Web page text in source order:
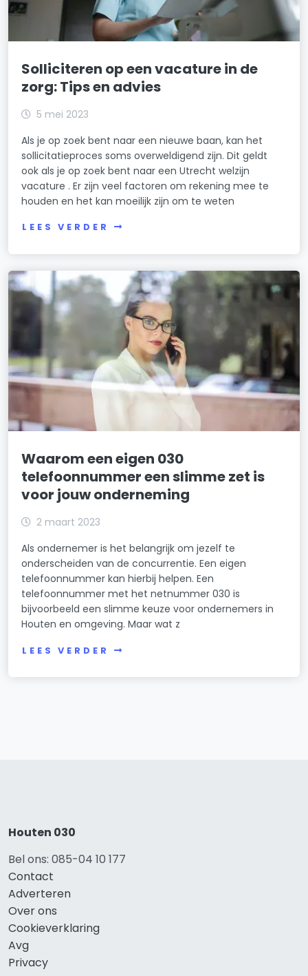
Solliciteren op een vacature in de
zorg: Tips en advies
5 mei 2023
Als je op zoek bent naar een nieuwe baan, kan het
sollicitatieproces soms overweldigend zijn. Dit geldt
ook als je op zoek bent naar een Utrecht welzijn
vacature . Er zijn veel factoren om rekening mee te
houden en het kan moeilijk zijn om te weten
LEES VERDER
Waarom een eigen 030
telefoonnummer een slimme zet is
voor jouw onderneming
2 maart 2023
Als ondernemer is het belangrijk om jezelf te
onderscheiden van de concurrentie. Een eigen
telefoonnummer kan hierbij helpen. Een
telefoonnummer met het netnummer 030 is
bijvoorbeeld een slimme keuze voor ondernemers in
Houten en omgeving. Maar wat z
LEES VERDER
Houten 030
Bel ons: 085-04 10 177
Contact
Adverteren
Over ons
Cookieverklaring
Avg
Privacy